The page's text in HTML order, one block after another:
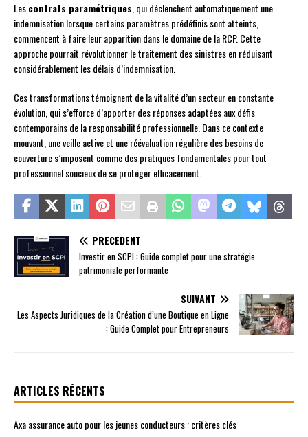
Lescontrats paramétriques, qui déclenchent automatiquement une
indemnisation lorsque certains paramètres prédéfinis sont atteints,
commencent à faire leur apparition dans le domaine de la RCP. Cette
approche pourrait révolutionner le traitement des sinistres en réduisant
considérablement les délais d’indemnisation.
Ces transformations témoignent de la vitalité d’un secteur en constante
évolution, qui s’efforce d’apporter des réponses adaptées aux défis
contemporains de la responsabilité professionnelle. Dans ce contexte
mouvant, une veille active et une réévaluation régulière des besoins de
couverture s’imposent comme des pratiques fondamentales pour tout
professionnel soucieux de se protéger efficacement.
PRÉCÉDENT
Investir en SCPI : Guide complet pour une stratégie
patrimoniale performante
SUIVANT
Les Aspects Juridiques de la Création d’une Boutique en Ligne
: Guide Complet pour Entrepreneurs
ARTICLES RÉCENTS
Axa assurance auto pour les jeunes conducteurs : critères clés